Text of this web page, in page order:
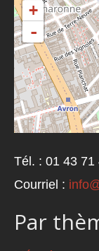
+
-
Tél. : 01 43 71
Courriel :
Par